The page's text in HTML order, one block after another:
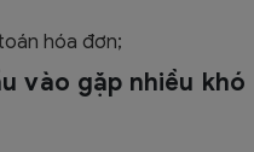
hóa đơn;
vào gặp nhiều khó